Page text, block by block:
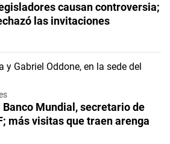
causan controversia;
las invitaciones
Mundial, secretario de
más visitas que traen arenga